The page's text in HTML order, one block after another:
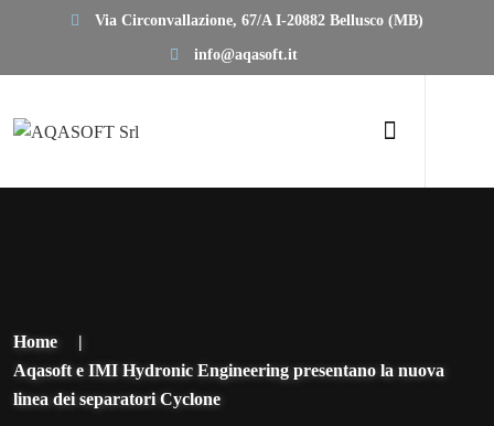
Via Circonvallazione, 67/A I-20882 Bellusco (MB)
info@aqasoft.it
Home
|
Aqasoft e IMI Hydronic Engineering presentano la nuova
linea dei separatori Cyclone